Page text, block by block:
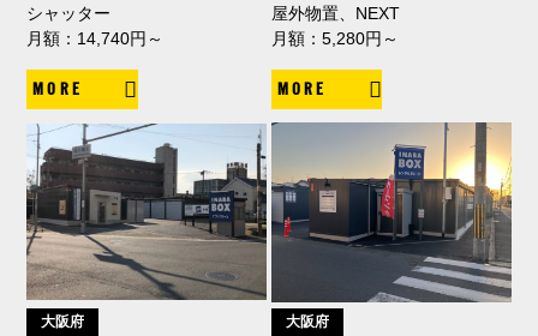
シャッター
月額：14,740円～
MORE
屋外物置、NEXT
月額：5,280円～
MORE
大阪府 大阪府